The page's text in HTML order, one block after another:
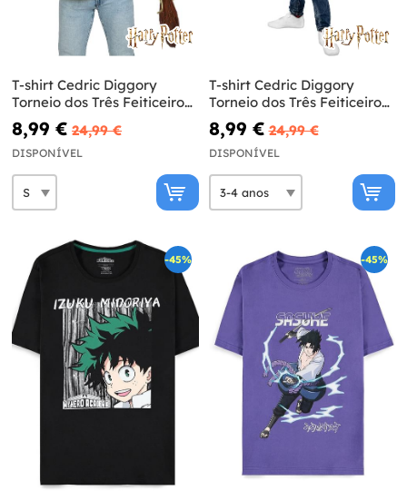
T-shirt Cedric Diggory
Torneio dos Três Feiticeiros
para adulto - Harry Potter
8,99 € 24,99 €
DISPONÍVEL
T-shirt Cedric Diggory
Torneio dos Três Feiticeiros
para menino – Harry Potter
8,99 € 24,99 €
DISPONÍVEL
-45% -45%